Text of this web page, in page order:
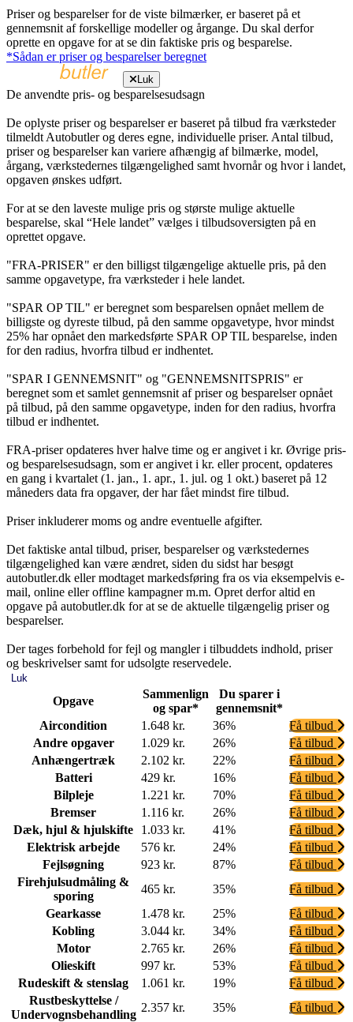
Priser og besparelser for de viste bilmærker, er baseret på et
gennemsnit af forskellige modeller og årgange. Du skal derfor
oprette en opgave for at se din faktiske pris og besparelse.
*Sådan er priser og besparelser beregnet
Luk
De anvendte pris- og besparelsesudsagn
De oplyste priser og besparelser er baseret på tilbud fra værksteder
tilmeldt Autobutler og deres egne, individuelle priser. Antal tilbud,
priser og besparelser kan variere afhængig af bilmærke, model,
årgang, værkstedernes tilgængelighed samt hvornår og hvor i landet,
opgaven ønskes udført.
For at se den laveste mulige pris og største mulige aktuelle
besparelse, skal “Hele landet” vælges i tilbudsoversigten på en
oprettet opgave.
"FRA-PRISER" er den billigst tilgængelige aktuelle pris, på den
samme opgavetype, fra værksteder i hele landet.
"SPAR OP TIL" er beregnet som besparelsen opnået mellem de
billigste og dyreste tilbud, på den samme opgavetype, hvor mindst
25% har opnået den markedsførte SPAR OP TIL besparelse, inden
for den radius, hvorfra tilbud er indhentet.
"SPAR I GENNEMSNIT" og "GENNEMSNITSPRIS" er
beregnet som et samlet gennemsnit af priser og besparelser opnået
på tilbud, på den samme opgavetype, inden for den radius, hvorfra
tilbud er indhentet.
FRA-priser opdateres hver halve time og er angivet i kr. Øvrige pris-
og besparelsesudsagn, som er angivet i kr. eller procent, opdateres
en gang i kvartalet (1. jan., 1. apr., 1. jul. og 1 okt.) baseret på 12
måneders data fra opgaver, der har fået mindst fire tilbud.
Priser inkluderer moms og andre eventuelle afgifter.
Det faktiske antal tilbud, priser, besparelser og værkstedernes
tilgængelighed kan være ændret, siden du sidst har besøgt
autobutler.dk eller modtaget markedsføring fra os via eksempelvis e-
mail, online eller offline kampagner m.m. Opret derfor altid en
opgave på autobutler.dk for at se de aktuelle tilgængelig priser og
besparelser.
Der tages forbehold for fejl og mangler i tilbuddets indhold, priser
og beskrivelser samt for udsolgte reservedele.
Luk
Opgave
Sammenlign
og spar*
Du sparer i
gennemsnit*
Aircondition
1.648 kr. 36%
Få tilbud
Andre opgaver
1.029 kr. 26%
Få tilbud
Anhængertræk
2.102 kr. 22%
Få tilbud
Batteri
429 kr. 16%
Få tilbud
Bilpleje
1.221 kr. 70%
Få tilbud
Bremser
1.116 kr. 26%
Få tilbud
Dæk, hjul & hjulskifte
1.033 kr. 41%
Få tilbud
Elektrisk arbejde
576 kr. 24%
Få tilbud
Fejlsøgning
923 kr. 87%
Få tilbud
Firehjulsudmåling &
sporing
465 kr. 35%
Få tilbud
Gearkasse
1.478 kr. 25%
Få tilbud
Kobling
3.044 kr. 34%
Få tilbud
Motor
2.765 kr. 26%
Få tilbud
Olieskift
997 kr. 53%
Få tilbud
Rudeskift & stenslag
1.061 kr. 19%
Få tilbud
Rustbeskyttelse /
Undervognsbehandling
2.357 kr. 35%
Få tilbud